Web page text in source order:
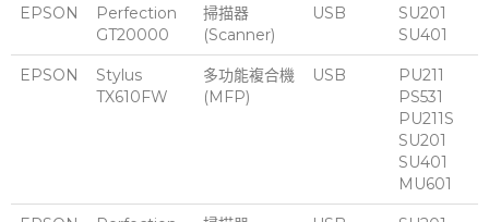
EPSON
Perfection
GT20000
掃描器
(Scanner)
USB
SU201
SU401
EPSON
Stylus
TX610FW
多功能複合機
(MFP)
USB
PU211
PS531
PU211S
SU201
SU401
MU601